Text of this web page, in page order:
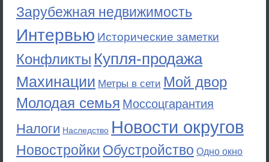
Зарубежная недвижимость
Интервью Исторические заметки
Конфликты Купля-продажа
Махинации Метры в сети Мой двор
Молодая семья Моссоцгарантия
Налоги Наследство Новости округов
Новостройки Обустройство Одно окно